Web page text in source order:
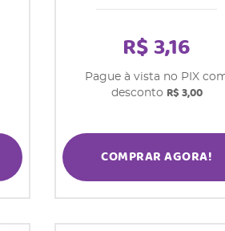
R$ 3,16
Pague à vista no PIX
desconto R$ 3,00
COMPRAR AGORA!